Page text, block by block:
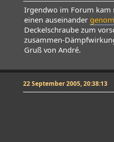
Irgendwo im Forum kam
einen auseinander
Deckelschraube zum
zusammen-
Gruß von André.
22 September 2005, 20:38:13